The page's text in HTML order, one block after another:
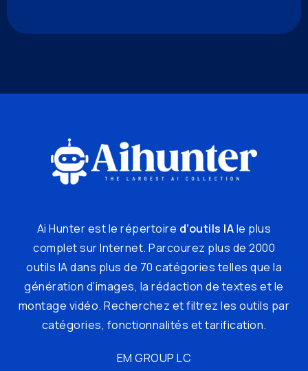
Ai Hunter est le répertoire d’outils IAle plus
complet sur Internet. Parcourez plus de 2000
outils IA dans plus de 70 catégories telles que la
génération d’images, la rédaction de textes et le
montage vidéo. Recherchez et filtrez les outils par
catégories, fonctionnalités et tarification.
EM GROUP LC